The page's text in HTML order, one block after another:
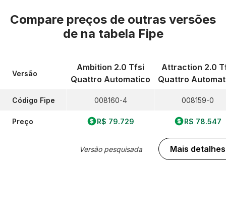
Compare preços de outras versões
de na tabela Fipe
Versão
Código Fipe
Preço
Ambition 2.0 Tfsi
Quattro Automatico
008160-4
R$ 79.729
Versão pesquisada
Attraction 2.0
Quattro
008159-0
R$ 78.547
Mais detalhes